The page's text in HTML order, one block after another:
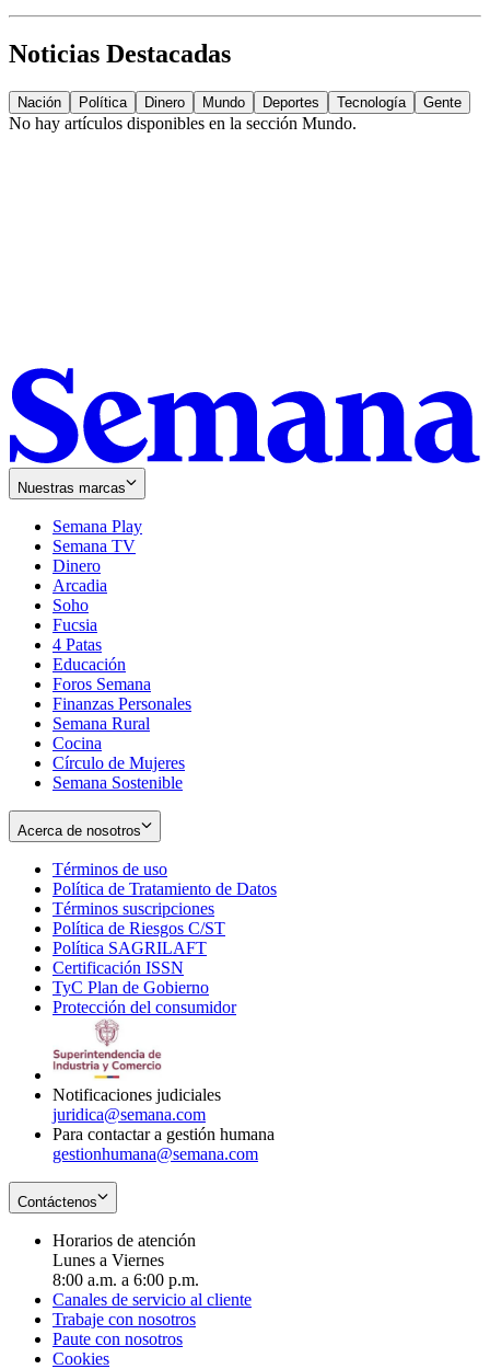
Noticias Destacadas
Nación Política Dinero Mundo Deportes Tecnología Gente
No hay artículos disponibles en la sección Mundo.
Nuestras marcas
Semana Play
Semana TV
Dinero
Arcadia
Soho
in
new
window
Fucsia
in
new
window
4 Patas
Educación
Foros Semana
Finanzas Personales
Semana Rural
Cocina
Círculo de Mujeres
Semana Sostenible
Acerca de nosotros
Términos de uso
in
new
window
Política de Tratamiento de Datos
Términos suscripciones
in
Política de Riesgos C/ST
Política SAGRILAFT
new
window
Certificación ISSN
in
new
TyC Plan de Gobierno
in
Protección del consumidorOpens
Notificaciones judiciales
juridica@semana.com
Para contactar a gestión humana
gestionhumana@semana.com
Contáctenos
Horarios de atención
Lunes a Viernes
8:00 a.m. a 6:00 p.m.
Canales de servicio al cliente
Trabaje con nosotros
Paute con nosotros
Cookies